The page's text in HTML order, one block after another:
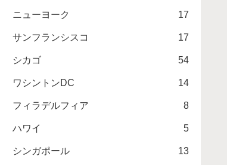
ニューヨーク 17
サンフランシスコ 17
シカゴ 54
ワシントンDC 14
フィラデルフィア 8
ハワイ 5
シンガポール 13